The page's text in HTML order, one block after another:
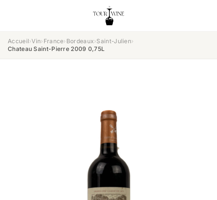
Accueil›Vin› France› Bordeaux›Saint-Julien›
Chateau Saint-Pierre 2009 0,75L